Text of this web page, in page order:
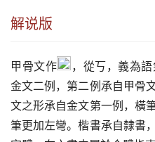
解说版
甲骨文作
，從丂，義為
金文二例，第二例承自甲骨
文之形承自金文第一例，橫
筆更加左彎。楷書承自隸書